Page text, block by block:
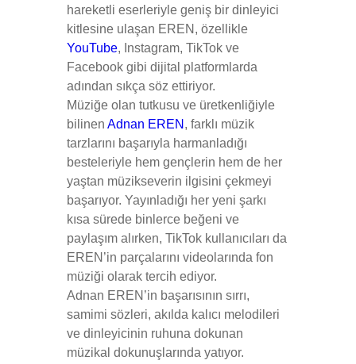
hareketli eserleriyle geniş bir dinleyici
kitlesine ulaşan EREN, özellikle
YouTube, Instagram, TikTok ve
Facebook gibi dijital platformlarda
adından sıkça söz ettiriyor.
Müziğe olan tutkusu ve üretkenliğiyle
bilinen Adnan EREN , farklı müzik
tarzlarını başarıyla harmanladığı
besteleriyle hem gençlerin hem de her
yaştan müzikseverin ilgisini çekmeyi
başarıyor. Yayınladığı her yeni şarkı
kısa sürede binlerce beğeni ve
paylaşım alırken, TikTok kullanıcıları da
EREN’in parçalarını videolarında fon
müziği olarak tercih ediyor.
Adnan EREN’in başarısının sırrı,
samimi sözleri, akılda kalıcı melodileri
ve dinleyicinin ruhuna dokunan
müzikal dokunuşlarında yatıyor.